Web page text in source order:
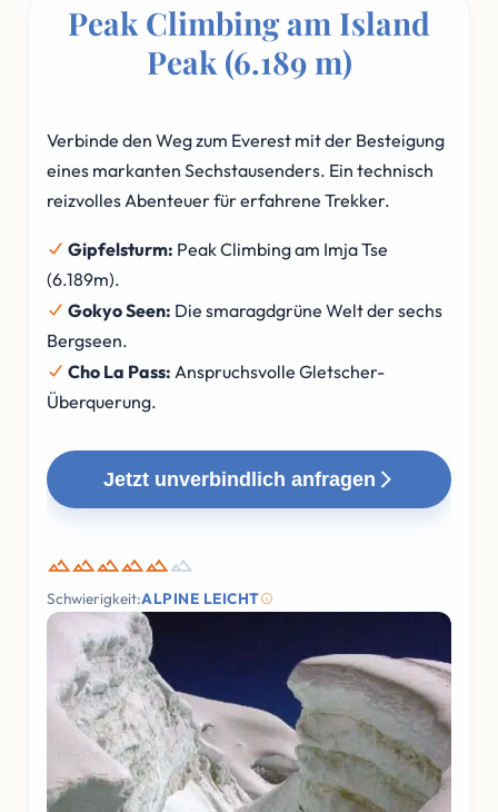
Peak Climbing am Island
Peak (6.189 m)
Verbinde den Weg zum Everest mit der Besteigung
eines markanten Sechstausenders. Ein technisch
reizvolles Abenteuer für erfahrene Trekker.
Gipfelsturm: Peak Climbing am Imja Tse
(6.189m).
Gokyo Seen: Die smaragdgrüne Welt der sechs
Bergseen.
Cho La Pass: Anspruchsvolle Gletscher-
Überquerung.
Jetzt unverbindlich anfragen
Schwierigkeit:ALPINE LEICHT